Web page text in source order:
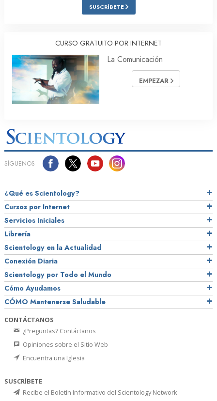
SUSCRÍBETE
CURSO GRATUITO POR INTERNET
La Comunicación
EMPEZAR
SÍGUENOS
¿Qué es Scientology?
Cursos por Internet
Servicios Iniciales
Librería
Scientology en la Actualidad
Conexión Diaria
Scientology por Todo el Mundo
Cómo Ayudamos
CÓMO Mantenerse Saludable
CONTÁCTANOS
¿Preguntas? Contáctanos
Opiniones sobre el Sitio Web
Encuentra una Iglesia
SUSCRÍBETE
Recibe el Boletín Informativo del Scientology Network